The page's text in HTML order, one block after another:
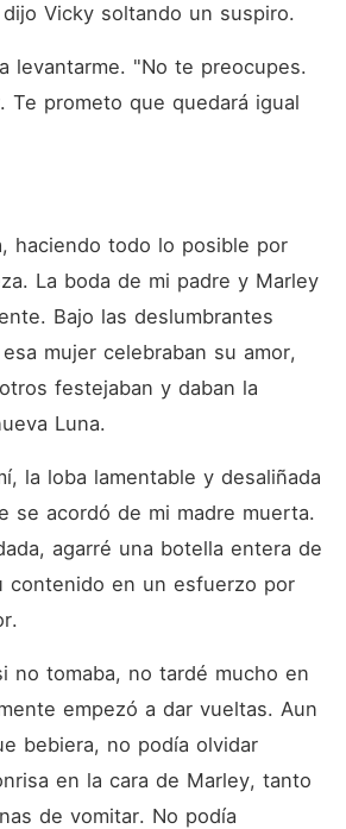
Vicky soltando un suspiro.
levantarme. "No te preocupes.
Te prometo que quedará igual
haciendo todo lo posible por
La boda de mi padre y Marley
Bajo las deslumbrantes
mujer celebraban su amor,
festejaban y daban la
Luna.
la loba lamentable y desaliñada
se acordó de mi madre muerta.
agarré una botella entera de
contenido en un esfuerzo por
no tomaba, no tardé mucho en
empezó a dar vueltas. Aun
bebiera, no podía olvidar
en la cara de Marley, tanto
de vomitar. No podía